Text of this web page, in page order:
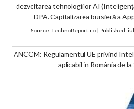
dezvoltarea tehnologiilor AI
DPA. Capitalizarea bursieră a
Source:TechnoReport.ro| Published:
ANCOM: Regulamentul UE privind
aplicabil în România de